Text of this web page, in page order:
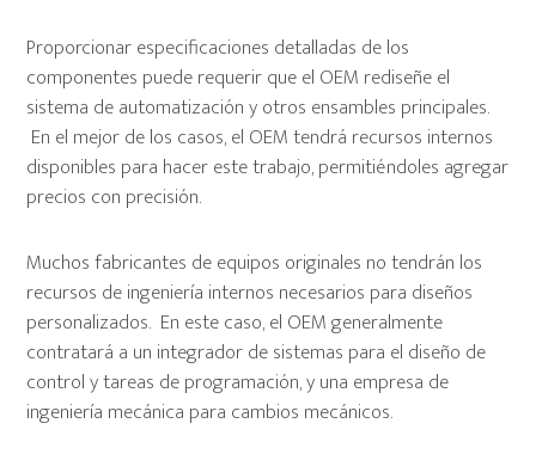
Proporcionar especificaciones detalladas de los
componentes puede requerir que el OEM rediseñe el
sistema de automatización y otros ensambles principales.
En el mejor de los casos, el OEM tendrá recursos internos
disponibles para hacer este trabajo, permitiéndoles agregar
precios con precisión.
Muchos fabricantes de equipos originales no tendrán los
recursos de ingeniería internos necesarios para diseños
personalizados. En este caso, el OEM generalmente
contratará a un integrador de sistemas para el diseño de
control y tareas de programación, y una empresa de
ingeniería mecánica para cambios mecánicos.